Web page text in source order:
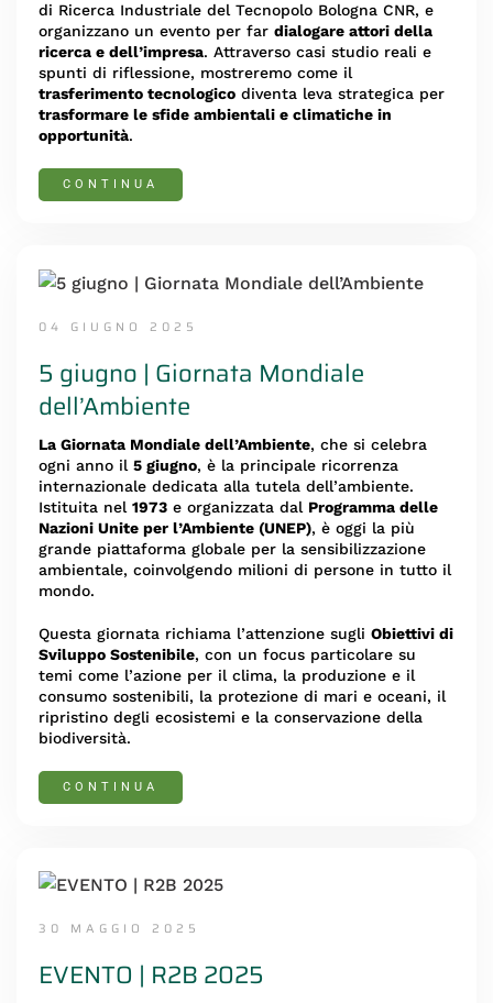
di Ricerca Industriale del Tecnopolo Bologna CNR, e
organizzano un evento per far dialogare attori della
ricerca e dell’impresa. Attraverso casi studio reali e
spunti di riflessione, mostreremo come il
trasferimento tecnologico diventa leva strategica per
trasformare le sfide ambientali e climatiche in
opportunità.
CONTINUA
04 GIUGNO 2025
5 giugno | Giornata Mondiale
dell’Ambiente
La Giornata Mondiale dell’Ambiente, che si celebra
ogni anno il 5 giugno, è la principale ricorrenza
internazionale dedicata alla tutela dell’ambiente.
Istituita nel 1973 e organizzata dal Programma delle
Nazioni Unite per l’Ambiente (UNEP), è oggi la più
grande piattaforma globale per la sensibilizzazione
ambientale, coinvolgendo milioni di persone in tutto il
mondo.
Questa giornata richiama l’attenzione sugli Obiettivi di
Sviluppo Sostenibile, con un focus particolare su
temi come l’azione per il clima, la produzione e il
consumo sostenibili, la protezione di mari e oceani, il
ripristino degli ecosistemi e la conservazione della
biodiversità.
CONTINUA
30 MAGGIO 2025
EVENTO | R2B 2025